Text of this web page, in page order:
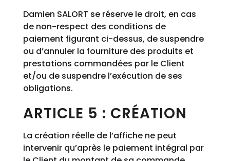
Damien SALORT se réserve le droit, en cas
de non-respect des conditions de
paiement figurant ci-dessus, de suspendre
ou d’annuler la fourniture des produits et
prestations commandées par le Client
et/ou de suspendre l’exécution de ses
obligations.
ARTICLE 5 : CRÉATION
La création réelle de l’affiche ne peut
intervenir qu’après le paiement intégral par